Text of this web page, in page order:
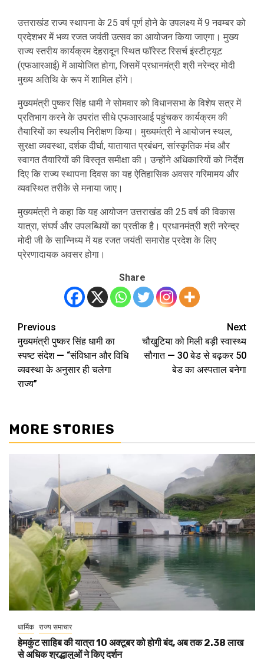
उत्तराखंड राज्य स्थापना के 25 वर्ष पूर्ण होने के उपलक्ष्य में 9 नवम्बर को
प्रदेशभर में भव्य रजत जयंती उत्सव का आयोजन किया जाएगा। मुख्य
राज्य स्तरीय कार्यक्रम देहरादून स्थित फॉरेस्ट रिसर्च इंस्टीट्यूट
(एफआरआई) में आयोजित होगा, जिसमें प्रधानमंत्री श्री नरेन्द्र मोदी
मुख्य अतिथि के रूप में शामिल होंगे।
मुख्यमंत्री पुष्कर सिंह धामी ने सोमवार को विधानसभा के विशेष सत्र में
प्रतिभाग करने के उपरांत सीधे एफआरआई पहुंचकर कार्यक्रम की
तैयारियों का स्थलीय निरीक्षण किया। मुख्यमंत्री ने आयोजन स्थल,
सुरक्षा व्यवस्था, दर्शक दीर्घा, यातायात प्रबंधन, सांस्कृतिक मंच और
स्वागत तैयारियों की विस्तृत समीक्षा की। उन्होंने अधिकारियों को निर्देश
दिए कि राज्य स्थापना दिवस का यह ऐतिहासिक अवसर गरिमामय और
व्यवस्थित तरीके से मनाया जाए।
मुख्यमंत्री ने कहा कि यह आयोजन उत्तराखंड की 25 वर्ष की विकास
यात्रा, संघर्ष और उपलब्धियों का प्रतीक है। प्रधानमंत्री श्री नरेन्द्र
मोदी जी के सान्निध्य में यह रजत जयंती समारोह प्रदेश के लिए
प्रेरणादायक अवसर होगा।
Share
Post
navigation
Previous
मुख्यमंत्री पुष्कर सिंह धामी का
स्पष्ट संदेश — “संविधान और विधि
व्यवस्था के अनुसार ही चलेगा
राज्य”
Next
चौखुटिया को मिली बड़ी स्वास्थ्य
सौगात — 30 बेड से बढ़कर 50
बेड का अस्पताल बनेगा
MORE STORIES
धार्मिक राज्य समाचार
हेमकुंट साहिब की यात्रा 10 अक्टूबर को होगी बंद, अब तक 2.38 लाख
से अधिक श्रद्धालुओं ने किए दर्शन